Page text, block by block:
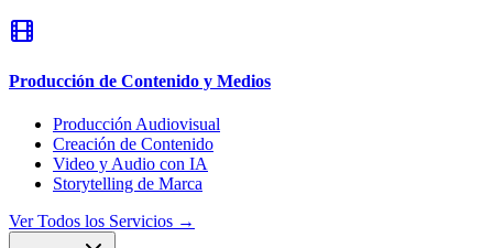
Producción de Contenido y Medios
Producción Audiovisual
Creación de Contenido
Video y Audio con IA
Storytelling de Marca
Ver Todos los Servicios →